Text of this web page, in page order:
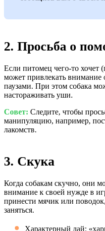
2. Просьба о
Если питомец чего-то хочет
может привлекать
паузами. При этом собака
настораживать уши.
Совет: Следите, чтобы
манипуляцию, например,
лакомств.
3. Скука
Когда собакам скучно, они
внимание к своей нужде в
принести мячик или
заняться.
Характерный лай: